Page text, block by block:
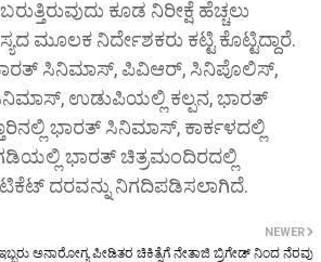
ಕೂಡ ನಿರೀಕ್ಷೆ ಹೆಚ್ಚಲು
ಮೂಲಕ ನಿರ್ದೇಶಕರು ಕಟ್ಟಿ ಕೊಟ್ಟಿದ್ದಾರೆ.
ಸಿನಿಮಾಸ್, ಪಿವಿಆರ್, ಸಿನಿಪೊಲಿಸ್,
ಸಿನಿಮಾಸ್, ಉಡುಪಿಯಲ್ಲಿ ಕಲ್ಪನ, ಭಾರತ್
ಭಾರತ್ ಸಿನಿಮಾಸ್, ಕಾರ್ಕಳದಲ್ಲಿ
ಭಾರತ್ ಚಿತ್ರಮಂದಿರದಲ್ಲಿ
ಟಿಕೆಟ್ ದರವನ್ನು ನಿಗದಿಪಡಿಸಲಾಗಿದೆ.
NEWER
ಅನಾರೋಗ್ಯ ಪೀಡಿತರ ಚಿಕಿತ್ಸೆಗೆ ನೇತಾಜಿ ಬ್ರಿಗೇಡ್ ನಿಂದ ನೆರವು